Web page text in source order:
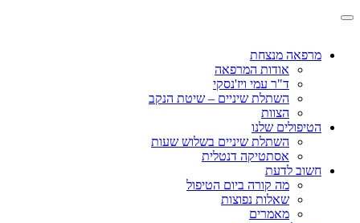
Skip
Toggle
מרפאה מנצחת
אודות המרפאה
ד"ר עמי ויז'נסקי
השתלת שיניים – שיטת הנקב
הצוות
הטיפולים שלנו
השתלת שיניים בשלוש שעות
אסתטיקה דנטלית
חשוב לדעת
מה קורה ביום הטיפול
שאלות נפוצות
מאמרים